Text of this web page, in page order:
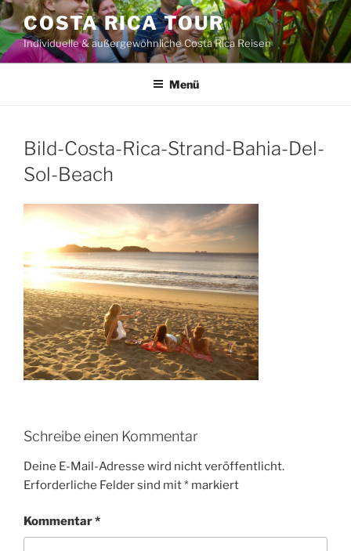
Zum
Inhalt
springen
COSTA RICA TOUR
Individuelle & außergewöhnliche Costa Rica Reisen
Menü
Bild-Costa-Rica-Strand-Bahia-Del-
Sol-Beach
Schreibe einen Kommentar
Deine E-Mail-Adresse wird nicht veröffentlicht.
Erforderliche Felder sind mit* markiert
Kommentar*